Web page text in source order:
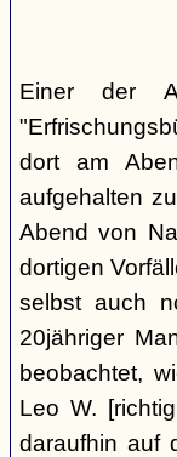
Einer der
dort am
aufgehalten
Abend von
dortigen
selbst auch
20jähriger
beobachtet,
Leo W.
daraufhin auf